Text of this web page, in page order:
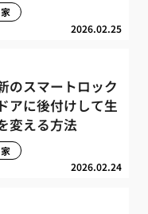
2026.02.25
家
のスマートロック
アに後付けして生
変える方法
2026.02.24
家